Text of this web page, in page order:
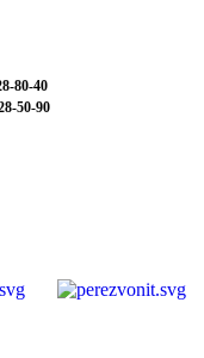
80-40
50-90